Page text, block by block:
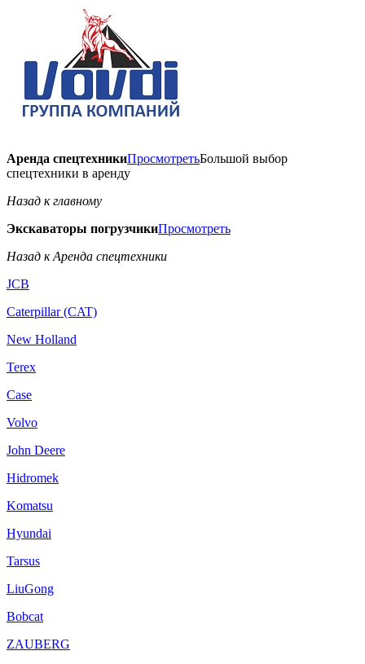
Аренда спецтехникиПросмотретьБольшой выбор
спецтехники в аренду
Назад к главному
Экскаваторы погрузчикиПросмотреть
Назад к Аренда спецтехники
JCB
Caterpillar (CAT)
New Holland
Terex
Case
Volvo
John Deere
Hidromek
Komatsu
Hyundai
Tarsus
LiuGong
Bobcat
ZAUBERG